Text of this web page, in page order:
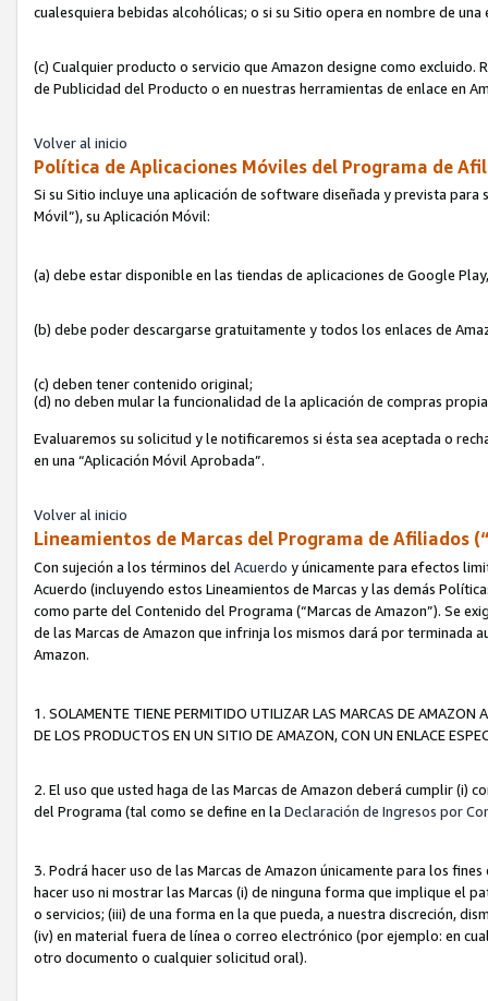
cualesquiera bebidas alcohólicas; o si su Sitio opera en nombre de
(c) Cualquier producto o servicio que Amazon designe como excluido.
de Publicidad del Producto o en nuestras herramientas de enlace en
Volver al inicio
Política de Aplicaciones Móviles del Programa de
Si su Sitio incluye una aplicación de software diseñada y prevista
Móvil”), su Aplicación Móvil:
(a) debe estar disponible en las tiendas de aplicaciones de Google
(b) debe poder descargarse gratuitamente y todos los enlaces de
(c) deben tener contenido original;
(d) no deben mular la funcionalidad de la aplicación de compras
Evaluaremos su solicitud y le notificaremos si ésta sea aceptada o
en una “Aplicación Móvil Aprobada”.
Volver al inicio
Lineamientos de Marcas del Programa de Afiliados
Con sujeción a los términos del Acuerdo y únicamente para efectos
Acuerdo (incluyendo estos Lineamientos de Marcas y las demás
como parte del Contenido del Programa (“Marcas de Amazon”). Se
de las Marcas de Amazon que infrinja los mismos dará por terminada
Amazon.
1. SOLAMENTE TIENE PERMITIDO UTILIZAR LAS MARCAS DE
DE LOS PRODUCTOS EN UN SITIO DE AMAZON, CON UN ENLACE
2. El uso que usted haga de las Marcas de Amazon deberá cumplir (i)
del Programa (tal como se define en la Declaración de Ingresos por
3. Podrá hacer uso de las Marcas de Amazon únicamente para los
hacer uso ni mostrar las Marcas (i) de ninguna forma que implique el
o servicios; (iii) de una forma en la que pueda, a nuestra discreción,
(iv) en material fuera de línea o correo electrónico (por ejemplo: en
otro documento o cualquier solicitud oral).